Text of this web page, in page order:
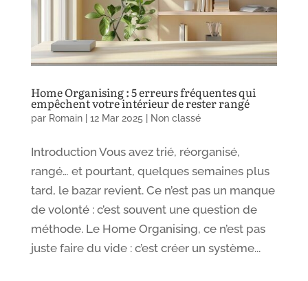
Home Organising : 5 erreurs fréquentes qui
empêchent votre intérieur de rester rangé
par Romain| 12 Mar 2025 Non classé
Introduction Vous avez trié, réorganisé,
rangé… et pourtant, quelques semaines plus
tard, le bazar revient. Ce n’est pas un manque
de volonté : c’est souvent une question de
méthode. Le Home Organising, ce n’est pas
juste faire du vide : c’est créer un système...